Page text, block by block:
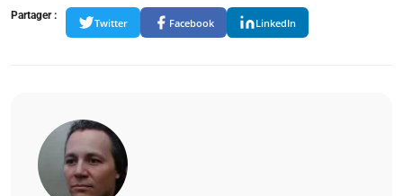
Partager :
Twitter Facebook LinkedIn